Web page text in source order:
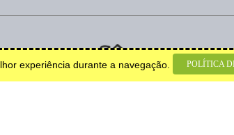
experiência durante a navegação. POLÍTICA